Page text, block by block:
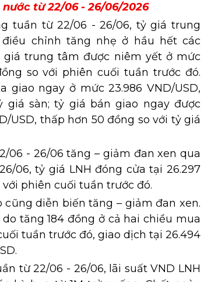
từ 22/06 - 26/06/2026
tuần từ 22/06 - 26/06, tỷ giá trung
chỉnh tăng nhẹ ở hầu hết các
giá trung tâm được niêm yết ở mức
so với phiên cuối tuần trước đó.
giao ngay ở mức 23.986 VND/USD,
giá sàn; tỷ giá bán giao ngay được
USD, thấp hơn 50 đồng so với tỷ giá
06 - 26/06 tăng – giảm đan xen qua
06, tỷ giá LNH đóng cửa tại 26.297
với phiên cuối tuần trước đó.
diễn biến tăng – giảm đan xen.
tăng 184 đồng ở cả hai chiều mua
tuần trước đó, giao dịch tại 26.494
từ 22/06 - 26/06, lãi suất VND LNH